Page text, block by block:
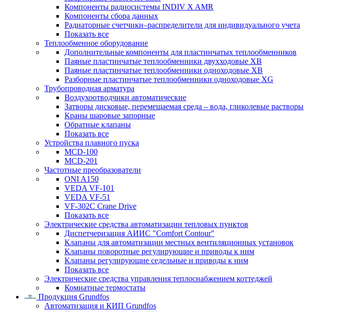
Компоненты радиосистемы INDIV X AMR
Компоненты сбора данных
Радиаторные счетчики–распределители для индивидуального учета
Показать все
Теплообменное оборудование
Дополнительные компоненты для пластинчатых теплообменников
Паяные пластинчатые теплообменники двухходовые XB
Паяные пластинчатые теплообменники одноходовые ХВ
Разборные пластинчатые теплообменники одноходовые ХG
Трубопроводная арматура
Воздухоотводчики автоматические
Затворы дисковые, перемещаемая среда – вода, гликолевые растворы
Краны шаровые запорные
Обратные клапаны
Показать все
Устройства плавного пуска
MCD-100
MCD-201
Частотные преобразователи
ONI A150
VEDA VF-101
VEDA VF-51
VF-302C Crane Drive
Показать все
Электрические средства автоматизации тепловых пунктов
Диспетчеризация АИИС "Comfort Contour"
Клапаны для автоматизации местных вентиляционных установок
Клапаны поворотные регулирующие и приводы к ним
Клапаны регулирующие седельные и приводы к ним
Показать все
Электрические средства управления теплоснабжением коттеджей
Комнатные термостаты
Продукция Grundfos
Автоматизация и КИП Grundfos